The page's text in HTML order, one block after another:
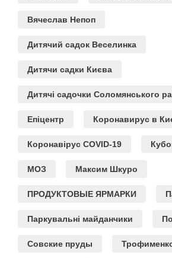
Вячеслав Непоп
Дитячий садок Веселинка
Дитячи садки Києва
Дитячі садочки Соломянського
Епіцентр Коронавирус в
Коронавірус COVID-19
МОЗ Максим Шкуро
ПРОДУКТОВЫЕ ЯРМАРКИ
Паркувальні майданчики
Совские пруды